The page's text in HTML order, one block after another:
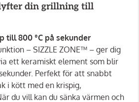
din grillning till
till 800 °C på sekunder
– SIZZLE ZONE™ – ger dig
ett keramiskt element som blir
Perfekt för att snabbt
i kött med en krispig,
du vill kan du sänka värmen och